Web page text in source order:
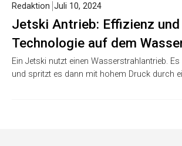
Jetski Antrieb: Effizienz und
Technologie auf dem
Redaktion Juli 10, 2024
Ein Jetski nutzt einen Wasserstrahlantrieb.
und spritzt es dann mit hohem Druck durch